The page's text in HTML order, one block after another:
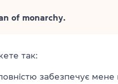
of monarchy.
так:
забезпечує